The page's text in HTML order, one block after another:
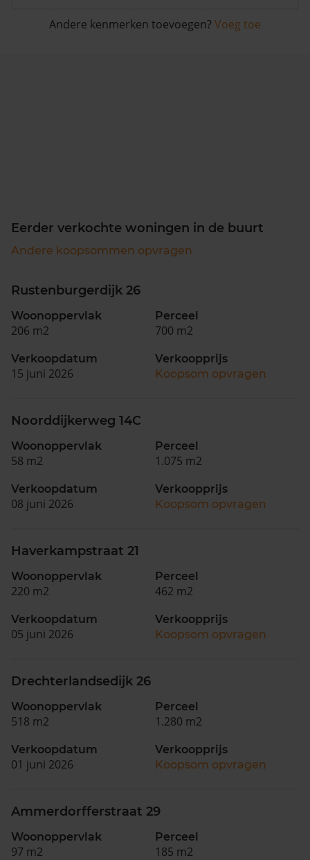
Andere kenmerken toevoegen? Voeg toe
Eerder verkochte woningen in de buurt
Andere koopsommen opvragen
Rustenburgerdijk 26
Woonoppervlak
206 m2
Perceel
700 m2
Verkoopdatum
15 juni 2026
Verkoopprijs
Koopsom opvragen
Noorddijkerweg 14C
Woonoppervlak
58 m2
Perceel
1.075 m2
Verkoopdatum
08 juni 2026
Verkoopprijs
Koopsom opvragen
Haverkampstraat 21
Woonoppervlak
220 m2
Perceel
462 m2
Verkoopdatum
05 juni 2026
Verkoopprijs
Koopsom opvragen
Drechterlandsedijk 26
Woonoppervlak
518 m2
Perceel
1.280 m2
Verkoopdatum
01 juni 2026
Verkoopprijs
Koopsom opvragen
Ammerdorfferstraat 29
Woonoppervlak
97 m2
Perceel
185 m2